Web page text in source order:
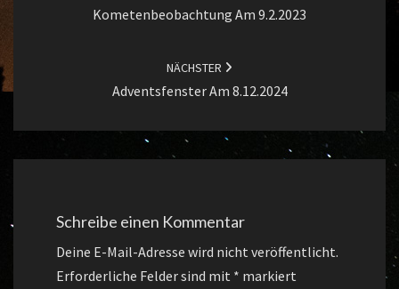
Kometenbeobachtung Am 9.2.2023
NÄCHSTER
Adventsfenster Am 8.12.2024
Schreibe einen Kommentar
Deine E-Mail-Adresse wird nicht veröffentlicht.
Erforderliche Felder sind mit * markiert